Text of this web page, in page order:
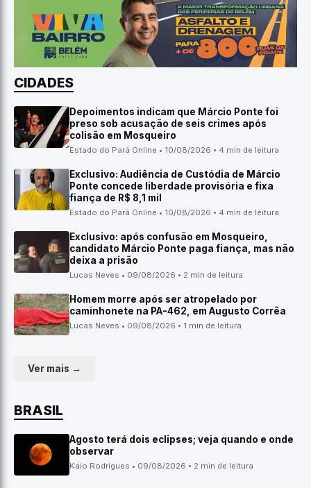
CIDADES
Depoimentos indicam que Márcio Ponte foi
preso sob acusação de seis crimes após
colisão em Mosqueiro
Estado do Pará Online • 10/08/2026 • 4 min de leitura
Exclusivo: Audiência de Custódia de Márcio
Ponte concede liberdade provisória e fixa
fiança de R$ 8,1 mil
Estado do Pará Online • 10/08/2026 • 4 min de leitura
Exclusivo: após confusão em Mosqueiro,
candidato Márcio Ponte paga fiança, mas não
deixa a prisão
Lucas Neves • 09/08/2026 • 2 min de leitura
Homem morre após ser atropelado por
caminhonete na PA-462, em Augusto Corrêa
Lucas Neves • 09/08/2026 • 1 min de leitura
Ver mais →
BRASIL
Agosto terá dois eclipses; veja quando e onde
observar
Kaio Rodrigues • 09/08/2026 • 2 min de leitura